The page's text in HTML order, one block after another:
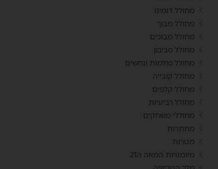
מחולל דומינו
מחולל מבוך
מחולל מבוכים
מחולל סביבון
מחולל סולמות ונחשים
מחולל קובייה
מחולל קלפים
מחולל רביעיות
מחוללי משחקים
מחתרות
מטרות
מיומנויות המאה ה21